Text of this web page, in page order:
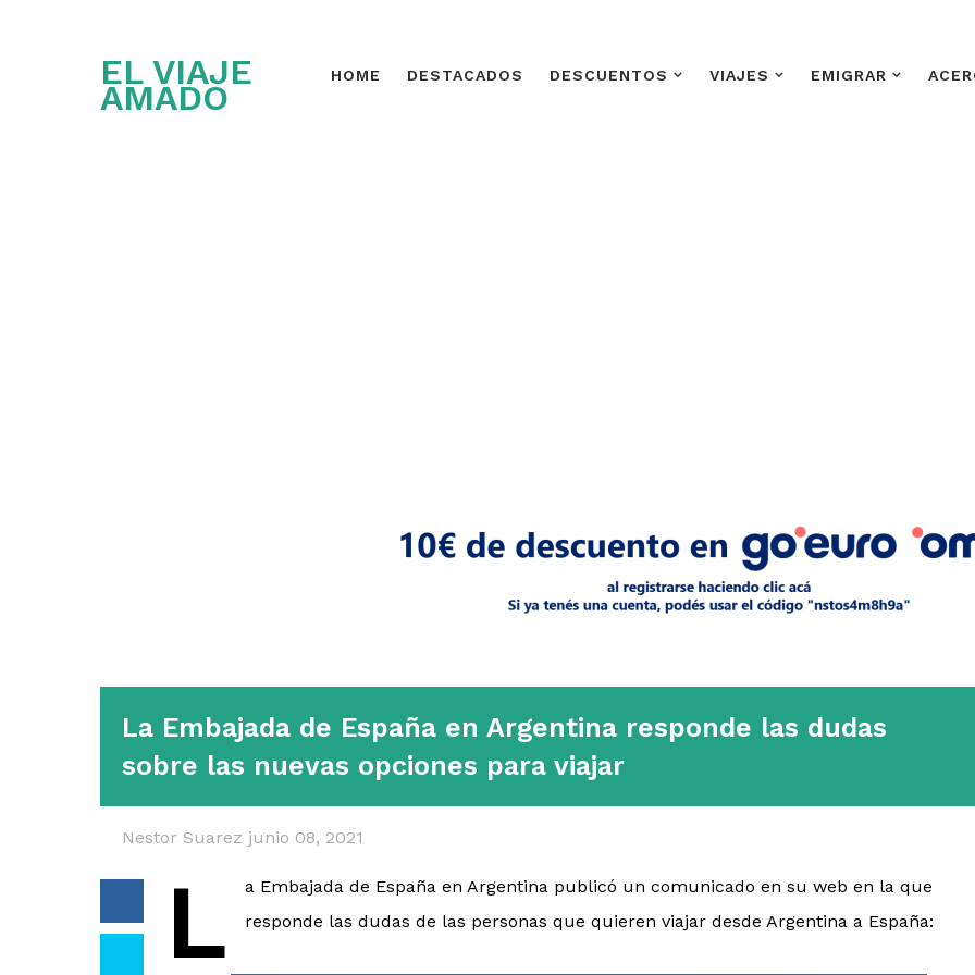
EL VIAJE
AMADO
HOME DESTACADOS DESCUENTOS VIAJES EMIGRAR
La Embajada de España en Argentina responde las dudas
sobre las nuevas opciones para viajar
Nestor Suarez junio 08, 2021
L
a Embajada de España en Argentina publicó un comunicado en su web en la que
responde las dudas de las personas que quieren viajar desde Argentina a España: